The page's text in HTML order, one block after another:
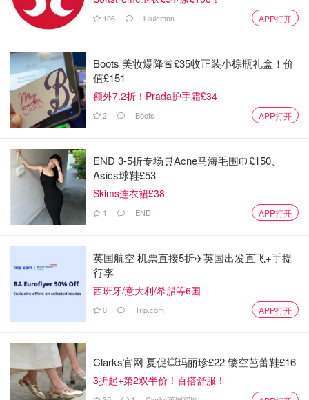
艾大毛
英国伦敦的网红首饰品牌 深受各种Ins博主喜爱 这真是一个
宝藏品牌 实物巨闪，细节很足 叠搭就会秒变潮人 可盐可甜
当然最重要的是价格美丽 现在更是有无门槛7折（DM30）
不买一定会后悔
...
戒指赋予了更多搭配的可能性
的女生佩戴。还有超级适合春天的樱花粉色和十分难得的冰
晶蓝色。这两个颜色超级梦幻小众，如果你想要在小众配饰
106 lululemon APP打开
Boots 美妆爆降🚨£35收正装小棕瓶礼盒！价
值£151
额外7.2折！Prada护手霜£34
2 Boots APP打开
END 3-5折专场🛒Acne马海毛围巾£150、
Asics球鞋£53
Skims连衣裙£38
1 END. APP打开
英国航空 机票直接5折✈️英国出发直飞+手提
行李
西班牙/意大利/希腊等6国
0 Trip.com APP打开
Clarks官网 夏促💥玛丽珍£22 镂空芭蕾鞋£16
3折起+第2双半价！百搭舒服！